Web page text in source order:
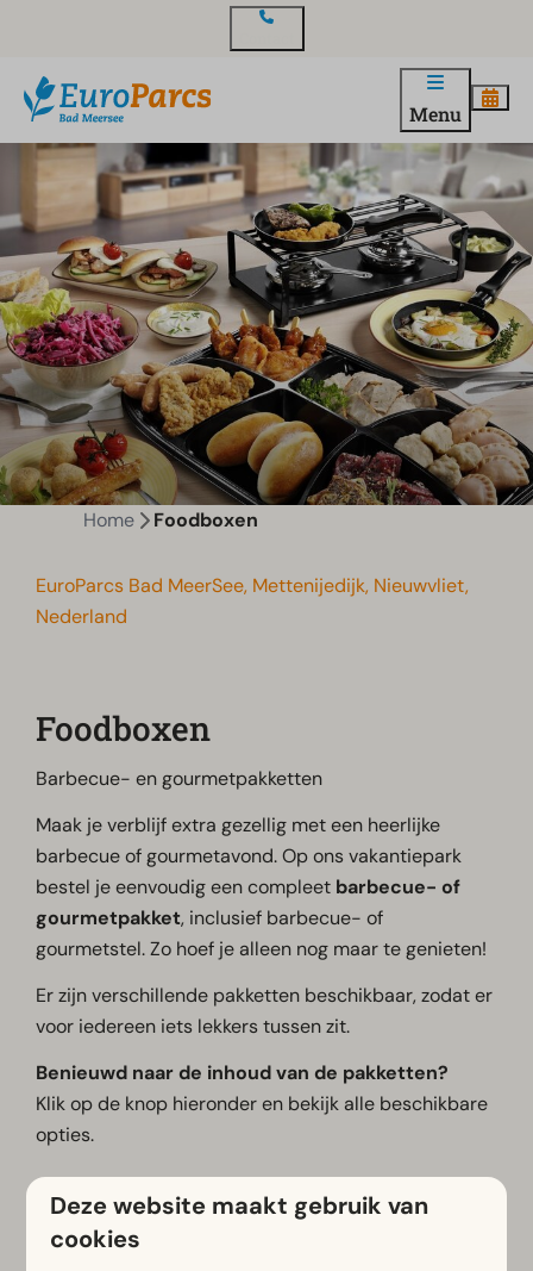
Menu
Home Foodboxen
EuroParcs Bad MeerSee, Mettenijedijk, Nieuwvliet,
Nederland
Foodboxen
Barbecue- en gourmetpakketten
Maak je verblijf extra gezellig met een heerlijke
barbecue of gourmetavond. Op ons vakantiepark
bestel je eenvoudig een compleet barbecue- of
gourmetpakket, inclusief barbecue- of
gourmetstel. Zo hoef je alleen nog maar te genieten!
Er zijn verschillende pakketten beschikbaar, zodat er
voor iedereen iets lekkers tussen zit.
Benieuwd naar de inhoud van de pakketten?
Klik op de knop hieronder en bekijk alle beschikbare
opties.
Hoe werkt het?
Bestel eenvoudig online via de link hieronder.
Deze website maakt gebruik van
cookies